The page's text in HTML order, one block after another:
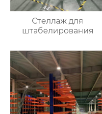
Стеллаж для
штабелирования